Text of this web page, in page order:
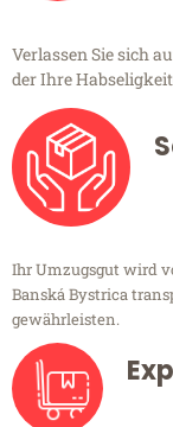
Verlassen Sie sich
der Ihre
Ihr Umzugsgut wird
Banská Bystrica
gewährleisten.